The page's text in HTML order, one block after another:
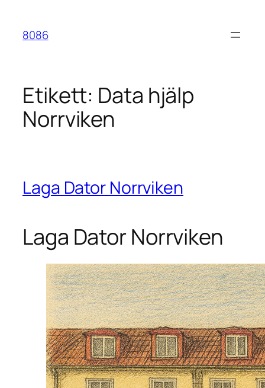
innehåll
8086
Etikett: Data hjälp
Norrviken
Laga Dator Norrviken
Laga Dator Norrviken